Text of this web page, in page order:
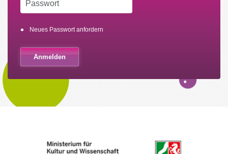
Neues Passwort anfordern